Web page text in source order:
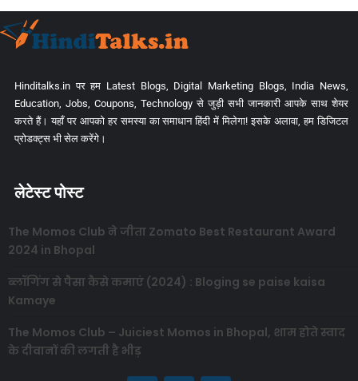
Hinditalks.in पर हम Latest Blogs, Digital Marketing Blogs, India News,
Education, Jobs, Coupons, Technology से जुड़ी सभी जानकारी आपके साथ शेयर
करते हैं। यहाँ पर आपको हर समस्या का समाधान हिंदी में मिलेगा! इसके अलावा, हम डिजिटल
प्रोडक्ट्स भी सेल करेंगे।
लेटेस्ट पोस्ट
The Momos Club ने जीता Zomato Best Restaurant Award
2024 in Bhopal
ब्लॉगिंग से पैसा कैसे कमाएं (2024) : Bloging se paise kaisa
Kamaye
The Momos Club – Juiciest Momos in Bhopal, शाम होते स्वाद
के दीवानों की लगती है भीड़